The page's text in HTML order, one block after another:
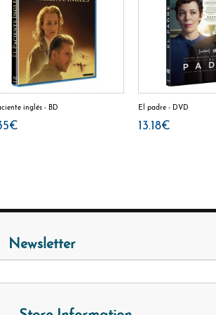
inglés - BD El padre - DVD
13.18€
Newsletter